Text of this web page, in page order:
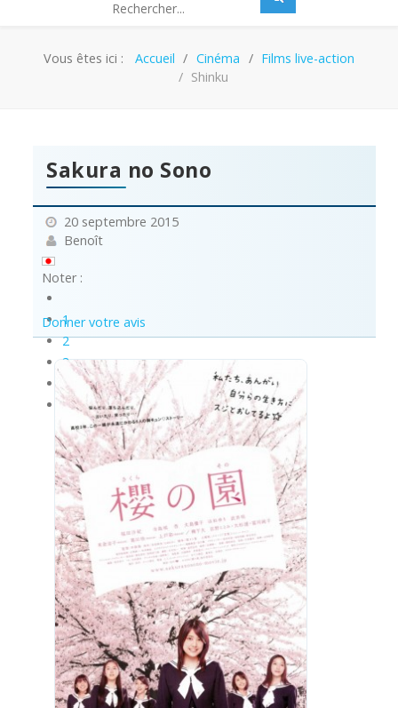
Vous êtes ici : Accueil Cinéma
Films live-action
Shinku
Sakura no Sono
20 septembre 2015
Benoît
Noter :
1
2
3
4
5
Donner votre avis